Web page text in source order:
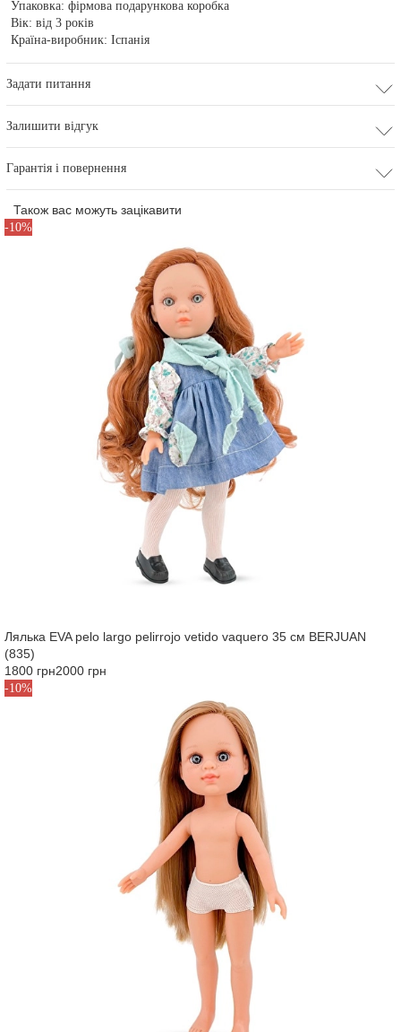
Упаковка: фірмова подарункова коробка
Вік: від 3 років
Країна-виробник: Іспанія
Задати питання
Залишити відгук
Гарантія і повернення
Також вас можуть зацікавити
-10%
Лялька EVA pelo largo pelirrojo vetido vaquero 35 см BERJUAN
(835)
1800 грн2000 грн
-10%